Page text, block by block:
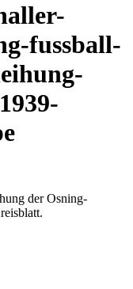
fussball-
der Osning-